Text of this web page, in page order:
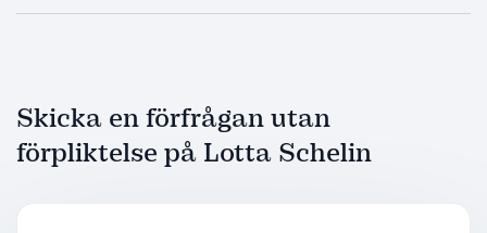
Skicka en förfrågan utan
förpliktelse på Lotta Schelin